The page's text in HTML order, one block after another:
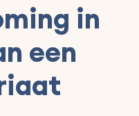
in
een